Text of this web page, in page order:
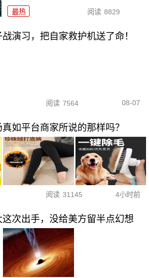
最热 阅读 8829
演习，把自家救护机送了命！
阅读 7564 08-07
如平台商家所说的那样吗？
阅读 31145 4小时前
次出手，没给美方留半点幻想